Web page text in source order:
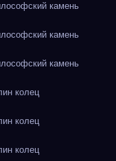
камень
камень
камень
колец
колец
колец